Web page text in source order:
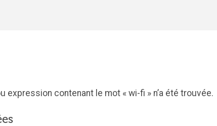
expression contenant le mot « wi-fi » n’a été trouvée.